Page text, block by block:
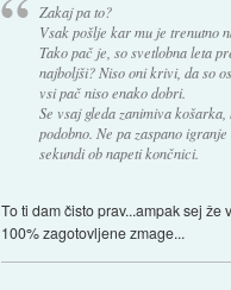
Zakaj pa to?
Vsak pošlje kar mu je trenutno
Tako pač je, so svetlobna leta
najboljši? Niso oni krivi, da so
vsi pač niso enako dobri.
Se vsaj gleda zanimiva
podobno. Ne pa zaspano
sekundi ob napeti končnici.
To ti dam čisto prav...ampak sej
100% zagotovljene zmage...